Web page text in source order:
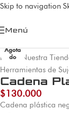
Skip to navigation
Menú
Agota
do
Inicio Nuestra
Herramientas de
Cadena
$130.000
Cadena plástica